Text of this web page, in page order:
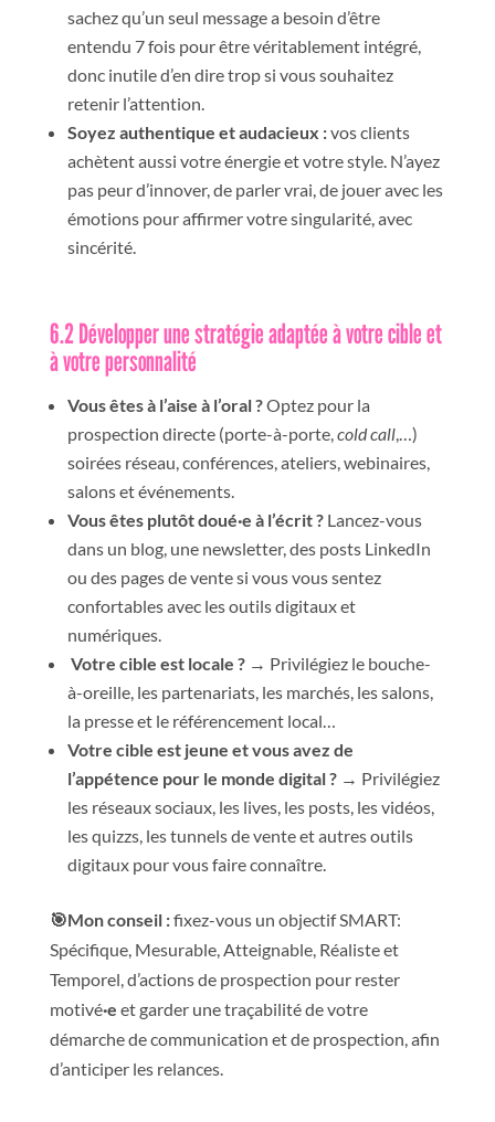
sachez qu’un seul message a besoin d’être
entendu 7 fois pour être véritablement intégré,
donc inutile d’en dire trop si vous souhaitez
retenir l’attention
Soyez authentique et audacieux :vos clients
achètent aussi votre énergie et votre style. N’ayez
pas peur d’innover, de parler vrai, de jouer avec les
émotions pour affirmer votre singularité, avec
sincérité.
6.2 Développer une stratégie adaptée à votre cible et
à votre personnalité
Vous êtes à l’aise à l’oral ?Optez pour la
prospection directe (porte-à-porte, cold call,…)
soirées réseau, conférences, ateliers, webinaires,
salons et événements.
Vous êtes plutôt doué·e à l’écrit ?Lancez-vous
dans un blog, une newsletter, des posts LinkedIn
ou des pages de vente si vous vous sentez
confortables avec les outils digitaux et
numériques.
Votre cible est locale ? → Privilégiez le bouche-
à-oreille, les partenariats, les marchés, les salons,
la presse et le référencement local…
Votre cible est jeune et vous avez de
l’appétence pour le monde digital ? → Privilégiez
les réseaux sociaux, les lives, les posts, les vidéos,
les quizzs, les tunnels de vente et autres outils
digitaux pour vous faire connaître.
🎯Mon conseil :fixez-vous un objectif SMART:
Spécifique, Mesurable, Atteignable, Réaliste et
Temporel, d’actions de prospection pour rester
motivé·e et garder une traçabilité de votre
démarche de communication et de prospection, afin
d’anticiper les relances.